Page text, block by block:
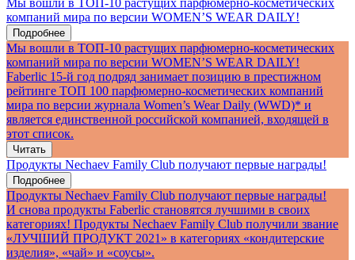
Мы вошли в ТОП-10 растущих парфюмерно-косметических
компаний мира по версии WOMEN’S WEAR DAILY!
Подробнее
Мы вошли в ТОП-10 растущих парфюмерно-косметических
компаний мира по версии WOMEN’S WEAR DAILY!
Faberlic 15-й год подряд занимает позицию в престижном
рейтинге ТОП 100 парфюмерно-косметических компаний
мира по версии журнала Women’s Wear Daily (WWD)* и
является единственной российской компанией, входящей в
этот список.
Читать
Продукты Nechaev Family Club получают первые награды!
Подробнее
Продукты Nechaev Family Club получают первые награды!
И снова продукты Faberlic становятся лучшими в своих
категориях! Продукты Nechaev Family Club получили звание
«ЛУЧШИЙ ПРОДУКТ 2021» в категориях «кондитерские
изделия», «чай» и «соусы».